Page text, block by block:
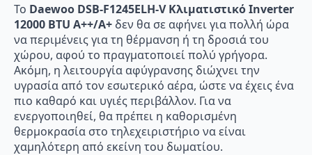
Το Daewoo DSB-F1245ELH-V Κλιματιστικό Inverter
12000 BTU A++/A+ δεν θα σε αφήνει για πολλή ώρα
να περιμένεις για τη θέρμανση ή τη δροσιά του
χώρου, αφού το πραγματοποιεί πολύ γρήγορα.
Ακόμη, η λειτουργία αφύγρανσης διώχνει την
υγρασία από τον εσωτερικό αέρα, ώστε να έχεις ένα
πιο καθαρό και υγιές περιβάλλον. Για να
ενεργοποιηθεί, θα πρέπει η καθορισμένη
θερμοκρασία στο τηλεχειριστήριο να είναι
χαμηλότερη από εκείνη του δωματίου.